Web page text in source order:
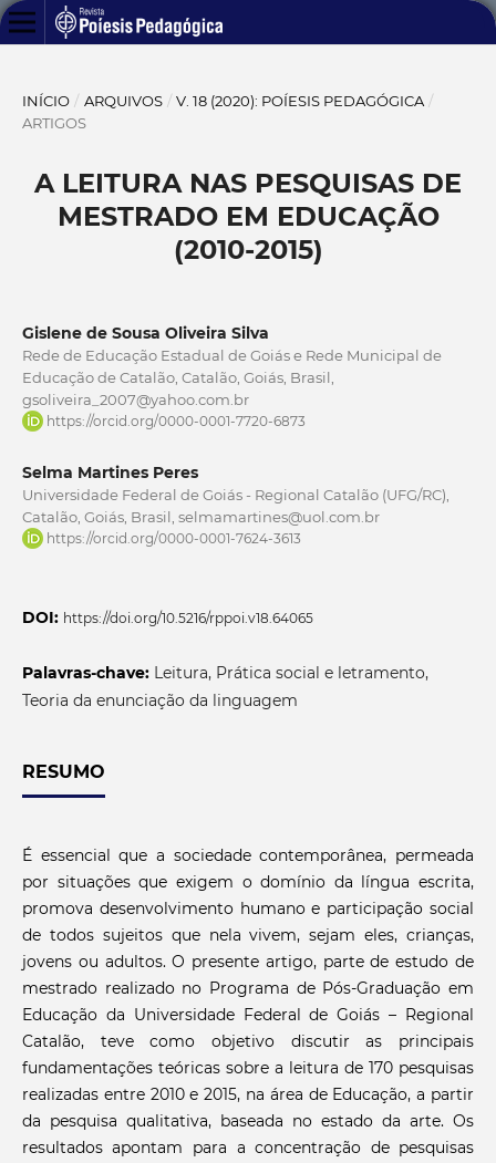
INÍCIO / ARQUIVOS / V. 18 (2020): POÍESIS PEDAGÓGICA /
ARTIGOS
A LEITURA NAS PESQUISAS DE
MESTRADO EM EDUCAÇÃO
(2010-2015)
Gislene de Sousa Oliveira Silva
Rede de Educação Estadual de Goiás e Rede Municipal de
Educação de Catalão, Catalão, Goiás, Brasil,
gsoliveira_2007@yahoo.com.br
https://orcid.org/0000-0001-7720-6873
Selma Martines Peres
Universidade Federal de Goiás - Regional Catalão (UFG/RC),
Catalão, Goiás, Brasil, selmamartines@uol.com.br
https://orcid.org/0000-0001-7624-3613
DOI: https://doi.org/10.5216/rppoi.v18.64065
Palavras-chave: Leitura, Prática social e letramento,
Teoria da enunciação da linguagem
RESUMO
É essencial que a sociedade contemporânea, permeada
por situações que exigem o domínio da língua escrita,
promova desenvolvimento humano e participação social
de todos sujeitos que nela vivem, sejam eles, crianças,
jovens ou adultos. O presente artigo, parte de estudo de
mestrado realizado no Programa de Pós-Graduação em
Educação da Universidade Federal de Goiás – Regional
Catalão, teve como objetivo discutir as principais
fundamentações teóricas sobre a leitura de 170 pesquisas
realizadas entre 2010 e 2015, na área de Educação, a partir
da pesquisa qualitativa, baseada no estado da arte. Os
resultados apontam para a concentração de pesquisas